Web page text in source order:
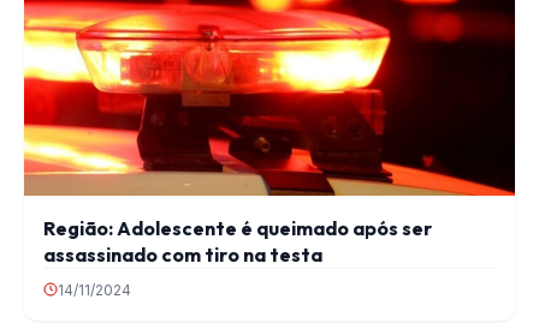
Região: Adolescente é queimado após ser
assassinado com tiro na testa
14/11/2024